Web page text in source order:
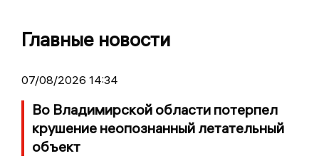
Главные новости
07/08/2026 14:34
Во Владимирской области потерпел
крушение неопознанный летательный
объект